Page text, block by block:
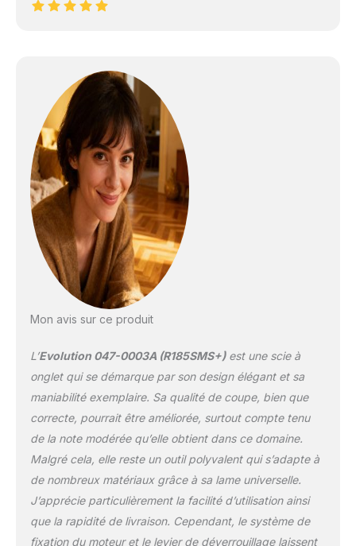
Mon avis sur ce produit
L’Evolution 047-0003A (R185SMS+)est une scie à
onglet qui se démarque par son design élégant et sa
maniabilité exemplaire. Sa qualité de coupe, bien que
correcte, pourrait être améliorée, surtout compte tenu
de la note modérée qu’elle obtient dans ce domaine.
Malgré cela, elle reste un outil polyvalent qui s’adapte à
de nombreux matériaux grâce à sa lame universelle.
J’apprécie particulièrement la facilité d’utilisation ainsi
que la rapidité de livraison. Cependant, le système de
fixation du moteur et le levier de déverrouillage laissent